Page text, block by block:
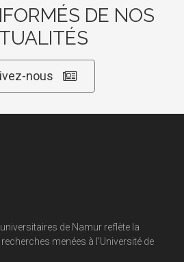
DE NOS
nous
de Namur reflète la
menées à l'Université de